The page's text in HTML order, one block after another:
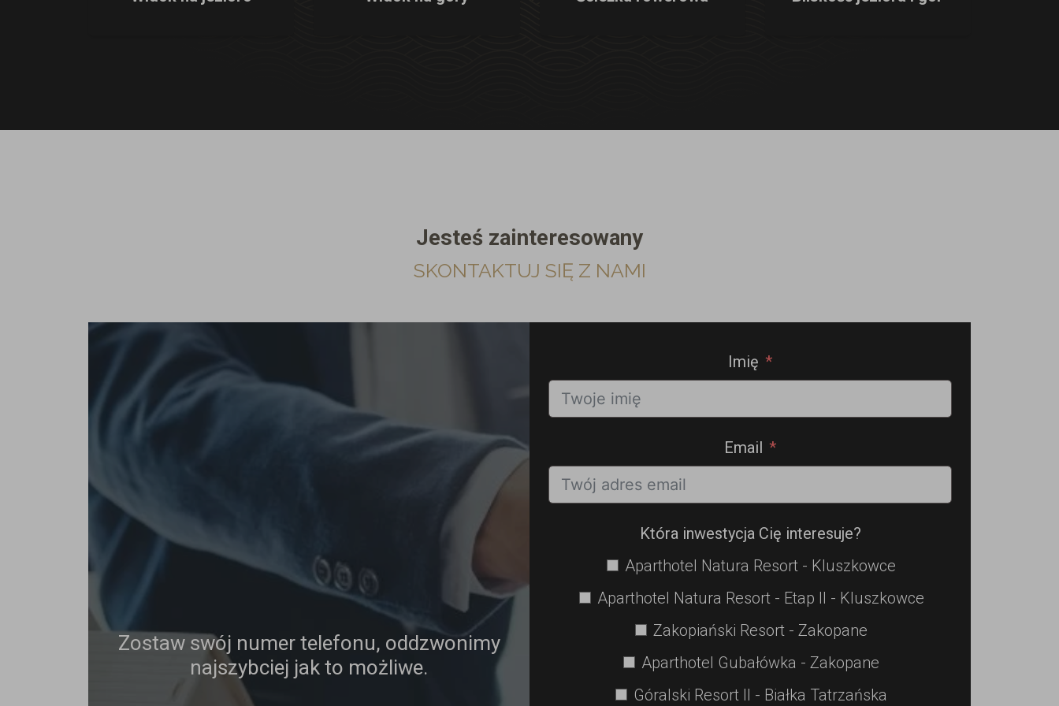
Jesteś zainteresowany
SKONTAKTUJ SIĘ Z NAMI
Zostaw swój numer telefonu, oddzwonimy
najszybciej jak to możliwe.
Imię
Email
Która inwestycja Cię interesuje?
Aparthotel Natura Resort - Kluszkowce
Aparthotel Natura Resort - Etap II - Kluszkowce
Zakopiański Resort - Zakopane
Aparthotel Gubałówka - Zakopane
Góralski Resort II - Białka Tatrzańska